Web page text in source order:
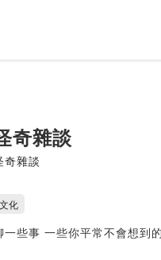
奇雜談
奇雜談
文化
一些事 一些你平常不會想到